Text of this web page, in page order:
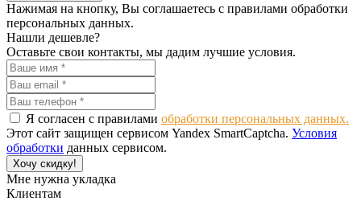
Нажимая на кнопку, Вы соглашаетесь с правилами обработки
персональных данных.
Нашли дешевле?
Оставьте свои контакты, мы дадим лучшие условия.
Я согласен с правилами обработки персональных данных.
Этот сайт защищен сервисом Yandex SmartCaptcha. Условия
обработки данных сервисом.
Хочу скидку!
Мне нужна укладка
Клиентам